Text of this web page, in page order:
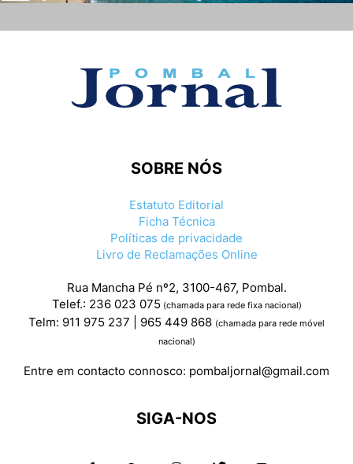
SOBRE NÓS
Estatuto Editorial
Ficha Técnica
Políticas de privacidade
Livro de Reclamações Online
Rua Mancha Pé nº2, 3100-467, Pombal.
Telef.: 236 023 075 (chamada para rede fixa nacional)
Telm: 911 975 237 | 965 449 868 (chamada para rede móvel
nacional)
Entre em contacto connosco: pombaljornal@gmail.com
SIGA-NOS